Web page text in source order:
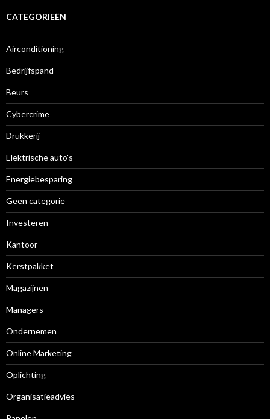
CATEGORIEËN
Airconditioning
Bedrijfspand
Beurs
Cybercrime
Drukkerij
Elektrische auto's
Energiebesparing
Geen categorie
Investeren
Kantoor
Kerstpakket
Magazijnen
Managers
Ondernemen
Online Marketing
Oplichting
Organisatieadvies